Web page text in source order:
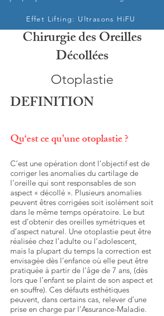
Effet Lifting: Ultrasons HiFU
Chirurgie des Oreilles
Décollées
Otoplastie
DEFINITION
Qu‘est ce qu’une otoplastie ?
C’est une opération dont l’objectif est de
corriger les anomalies du cartilage de
l’oreille qui sont responsables de son
aspect « décollé ». Plusieurs anomalies
peuvent êtres corrigées soit isolément soit
dans le même temps opératoire. Le but
est d’obtenir des oreilles symétriques et
d’aspect naturel. Une otoplastie peut être
réalisée chez l’adulte ou l’adolescent,
mais la plupart du temps la correction est
envisagée dès l’enfance où elle peut être
pratiquée à partir de l’âge de 7 ans, (dès
lors que l’enfant se plaint de son aspect et
en souffre). Ces défauts esthétiques
peuvent, dans certains cas, relever d’une
prise en charge par l’Assurance-Maladie.